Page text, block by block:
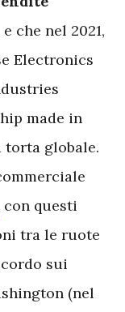
e che nel 2021,
Electronics
made in
torta globale.
con questi
tra le ruote
sui
(nel